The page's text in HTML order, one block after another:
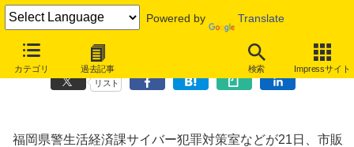
Powered by Translate
カテゴリ 過去記事 検索 Impressサイト
オンラインストレージに「弥生会計」など違法アップロード、男性逮捕
リスト
福岡県警生活経済課サイバー犯罪対策室などが21日、市販